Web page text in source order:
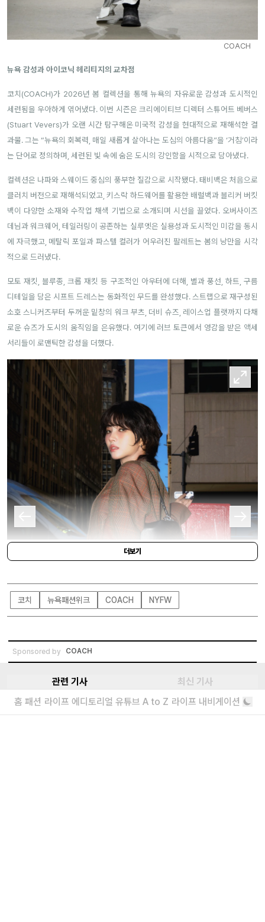
COACH
뉴욕 감성과 아이코닉 헤리티지의 교차점
코치(COACH)가 2026년 봄 컬렉션을 통해 뉴욕의 자유로운 감성과 도시적인
세련됨을 우아하게 엮어냈다. 이번 시즌은 크리에이티브 디렉터 스튜어트 베버스
(Stuart Vevers)가 오랜 시간 탐구해온 미국적 감성을 현대적으로 재해석한 결
과물. 그는 “뉴욕의 회복력, 매일 새롭게 살아나는 도심의 아름다움”을 ‘거침’이라
는 단어로 정의하며, 세련된 빛 속에 숨은 도시의 강인함을 시적으로 담아냈다.
컬렉션은 나파와 스웨이드 중심의 풍부한 질감으로 시작됐다. 태비백은 처음으로
클러치 버전으로 재해석되었고, 키스락 하드웨어를 활용한 배럴백과 블리커 버킷
백이 다양한 소재와 수작업 채색 기법으로 소개되며 시선을 끌었다. 오버사이즈
데님과 워크웨어, 테일러링이 공존하는 실루엣은 실용성과 도시적인 미감을 동시
에 자극했고, 메탈릭 포일과 파스텔 컬러가 어우러진 팔레트는 봄의 낭만을 시각
적으로 드러냈다.
모토 재킷, 블루종, 크롭 재킷 등 구조적인 아우터에 더해, 별과 풍선, 하트, 구름
디테일을 담은 시프트 드레스는 동화적인 무드를 완성했다. 스트랩으로 재구성된
소호 스니커즈부터 두꺼운 밑창의 워크 부츠, 더비 슈즈, 레이스업 플랫까지 다채
로운 슈즈가 도시의 움직임을 은유했다. 여기에 러브 토큰에서 영감을 받은 액세
서리들이 로맨틱한 감성을 더했다.
쇼에는 글로벌 앰버서더 전소연과 배우 채수빈이 참석해 시선을 끌었고, 이들이
더보기
코치 뉴욕패션위크 COACH NYFW
Sponsored by COACH
관련 기사 최신 기사
돌아보니 생각나는, 뉴욕패션위크 하이라
홈 패션 라이프 에디토리얼 유튜브 A to Z 라이프 내비게이션